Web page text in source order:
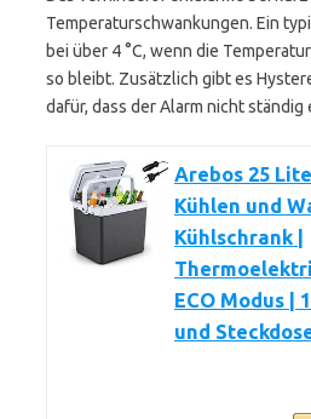
Temperaturschwankungen. Ein
bei über 4 °C, wenn die
so bleibt. Zusätzlich gibt es
dafür, dass der Alarm nicht ständig
Arebos 25
Kühlen und
Kühlschrank |
ECO Modus |
und